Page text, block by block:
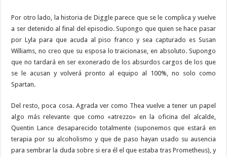
Por otro lado, la historia de Diggle parece que se le complica y vuelve
a ser detenido al final del episodio. Supongo que quien se hace pasar
por Lyla para que acuda al piso franco y sea capturado es Susan
Williams, no creo que su esposa lo traicionase, en absoluto. Supongo
que no tardará en ser exonerado de los absurdos cargos de los que
se le acusan y volverá pronto al equipo al 100%, no solo como
Spartan.
Del resto, poca cosa. Agrada ver como Thea vuelve a tener un papel
algo más relevante que como «atrezzo» en la oficina del alcalde,
Quentin Lance desaparecido totalmente (suponemos que estará en
terapia por su alcoholismo y que de paso hayan usado su ausencia
para sembrar la duda sobre si era él el que estaba tras Prometheus), y